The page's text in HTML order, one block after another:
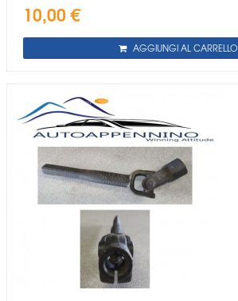
10,00 €
AGGIUNGI AL CARRELLO